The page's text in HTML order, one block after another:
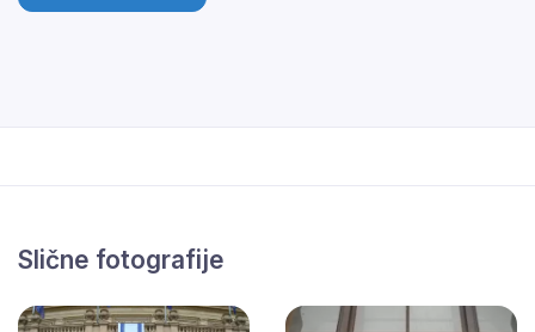
Slične fotografije